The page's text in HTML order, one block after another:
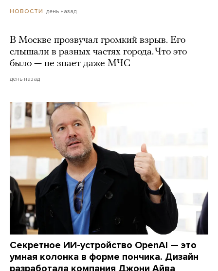
НОВОСТИ день назад
В Москве прозвучал громкий взрыв. Его
слышали в разных частях города. Что это
было — не знает даже МЧС
день назад
Секретное ИИ-устройство OpenAI — это
умная колонка в форме пончика. Дизайн
разработала компания Джони Айва